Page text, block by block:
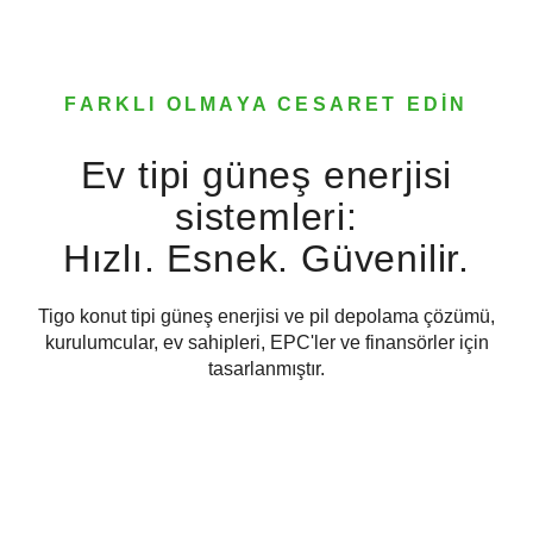
FARKLI OLMAYA CESARET EDIN
Ev tipi güneş enerjisi
sistemleri:
Hızlı. Esnek. Güvenilir.
Tigo konut tipi güneş enerjisi ve pil depolama çözümü,
kurulumcular, ev sahipleri, EPC'ler ve finansörler için
tasarlanmıştır.